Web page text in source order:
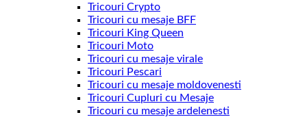
Tricouri Crypto
Tricouri cu mesaje BFF
Tricouri King Queen
Tricouri Moto
Tricouri cu mesaje virale
Tricouri Pescari
Tricouri cu mesaje moldovenesti
Tricouri Cupluri cu Mesaje
Tricouri cu mesaje ardelenesti